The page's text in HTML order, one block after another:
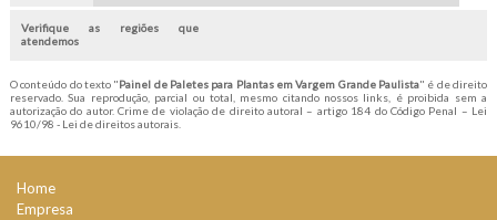
Verifique as regiões que
atendemos
O conteúdo do texto "Painel de Paletes para Plantas em Vargem Grande Paulista" é de direito
reservado. Sua reprodução, parcial ou total, mesmo citando nossos links, é proibida sem a
autorização do autor. Crime de violação de direito autoral – artigo 184 do Código Penal – Lei
9610/98 - Lei de direitos autorais.
Home
Empresa